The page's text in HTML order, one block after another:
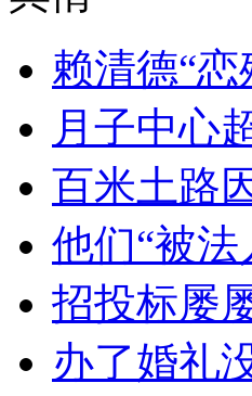
赖清德“
月子中心
百米土路
他们“被
招投标屡
办了婚礼